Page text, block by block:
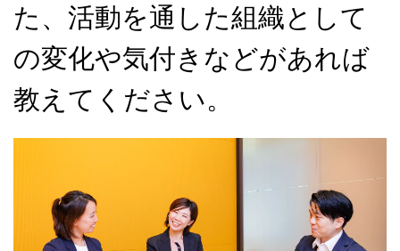
た、活動を通した組織として
の変化や気付きなどがあれば
教えてください。